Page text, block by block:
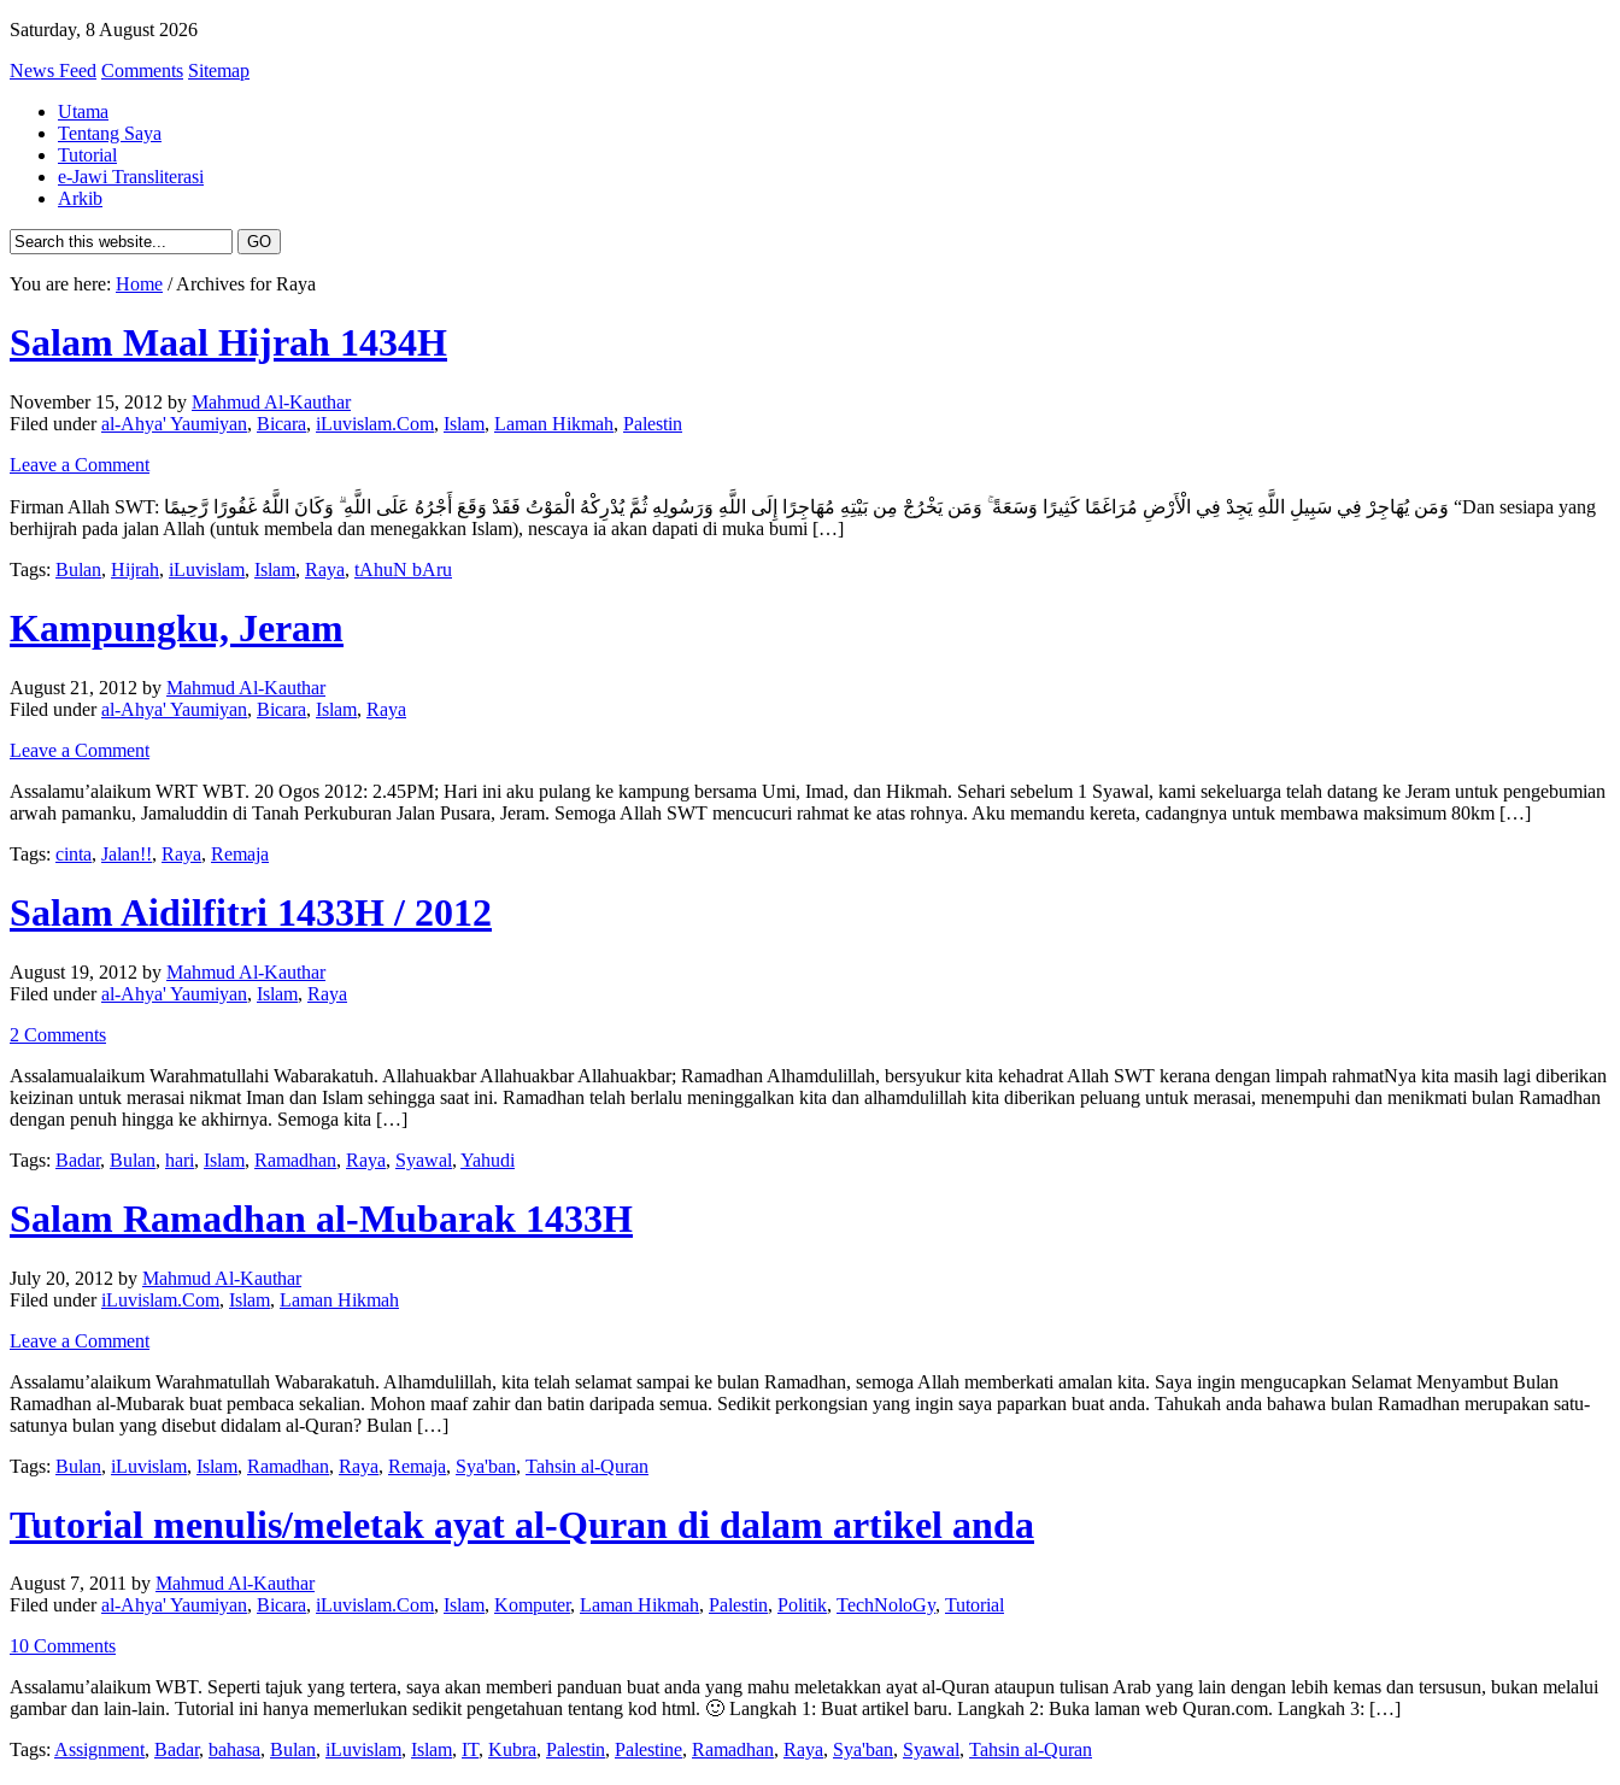
Saturday, 8 August 2026
News Feed Comments Sitemap
Utama
Tentang Saya
Tutorial
e-Jawi Transliterasi
Arkib
You are here: Home / Archives for Raya
Salam Maal Hijrah 1434H
November 15, 2012 by Mahmud Al-Kauthar
Filed underal-Ahya' Yaumiyan, Bicara, iLuvislam.Com, Islam, Laman Hikmah, Palestin
Leave a Comment
Firman Allah SWT: وَمَن يُهَاجِرْ فِي سَبِيلِ اللَّهِ يَجِدْ فِي الْأَرْضِ مُرَاغَمًا كَثِيرًا وَسَعَةً ۚ وَمَن يَخْرُجْ مِن بَيْتِهِ مُهَاجِرًا إِلَى اللَّهِ وَرَسُولِهِ ثُمَّ يُدْرِكْهُ الْمَوْتُ فَقَدْ وَقَعَ أَجْرُهُ عَلَى اللَّهِ ۗ وَكَانَ اللَّهُ غَفُورًا رَّحِيمًا “Dan sesiapa yang
berhijrah pada jalan Allah (untuk membela dan menegakkan Islam), nescaya ia akan dapati di muka bumi […]
Tags: Bulan, Hijrah, iLuvislam, Islam, Raya, tAhuN bAru
Kampungku, Jeram
August 21, 2012 by Mahmud Al-Kauthar
Filed underal-Ahya' Yaumiyan, Bicara, Islam, Raya
Leave a Comment
Assalamu’alaikum WRT WBT. 20 Ogos 2012: 2.45PM; Hari ini aku pulang ke kampung bersama Umi, Imad, dan Hikmah. Sehari sebelum 1 Syawal, kami sekeluarga telah datang ke Jeram untuk pengebumian
arwah pamanku, Jamaluddin di Tanah Perkuburan Jalan Pusara, Jeram. Semoga Allah SWT mencucuri rahmat ke atas rohnya. Aku memandu kereta, cadangnya untuk membawa maksimum 80km […]
Tags: cinta, Jalan!!, Raya, Remaja
Salam Aidilfitri 1433H / 2012
August 19, 2012 by Mahmud Al-Kauthar
Filed underal-Ahya' Yaumiyan, Islam, Raya
2 Comments
Assalamualaikum Warahmatullahi Wabarakatuh. Allahuakbar Allahuakbar Allahuakbar; Ramadhan Alhamdulillah, bersyukur kita kehadrat Allah SWT kerana dengan limpah rahmatNya kita masih lagi diberikan
keizinan untuk merasai nikmat Iman dan Islam sehingga saat ini. Ramadhan telah berlalu meninggalkan kita dan alhamdulillah kita diberikan peluang untuk merasai, menempuhi dan menikmati bulan Ramadhan
dengan penuh hingga ke akhirnya. Semoga kita […]
Tags: Badar, Bulan, hari, Islam, Ramadhan, Raya, Syawal, Yahudi
Salam Ramadhan al-Mubarak 1433H
July 20, 2012 by Mahmud Al-Kauthar
Filed underiLuvislam.Com, Islam, Laman Hikmah
Leave a Comment
Assalamu’alaikum Warahmatullah Wabarakatuh. Alhamdulillah, kita telah selamat sampai ke bulan Ramadhan, semoga Allah memberkati amalan kita. Saya ingin mengucapkan Selamat Menyambut Bulan
Ramadhan al-Mubarak buat pembaca sekalian. Mohon maaf zahir dan batin daripada semua. Sedikit perkongsian yang ingin saya paparkan buat anda. Tahukah anda bahawa bulan Ramadhan merupakan satu-
satunya bulan yang disebut didalam al-Quran? Bulan […]
Tags: Bulan, iLuvislam, Islam, Ramadhan, Raya, Remaja, Sya'ban, Tahsin al-Quran
Tutorial menulis/meletak ayat al-Quran di dalam artikel anda
August 7, 2011 by Mahmud Al-Kauthar
Filed underal-Ahya' Yaumiyan, Bicara, iLuvislam.Com, Islam, Komputer, Laman Hikmah, Palestin, Politik, TechNoloGy, Tutorial
10 Comments
Assalamu’alaikum WBT. Seperti tajuk yang tertera, saya akan memberi panduan buat anda yang mahu meletakkan ayat al-Quran ataupun tulisan Arab yang lain dengan lebih kemas dan tersusun, bukan melalui
gambar dan lain-lain. Tutorial ini hanya memerlukan sedikit pengetahuan tentang kod html. 🙂 Langkah 1: Buat artikel baru. Langkah 2: Buka laman web Quran.com. Langkah 3: […]
Tags: Assignment, Badar, bahasa, Bulan, iLuvislam, Islam, IT, Kubra, Palestin, Palestine, Ramadhan, Raya, Sya'ban, Syawal, Tahsin al-Quran